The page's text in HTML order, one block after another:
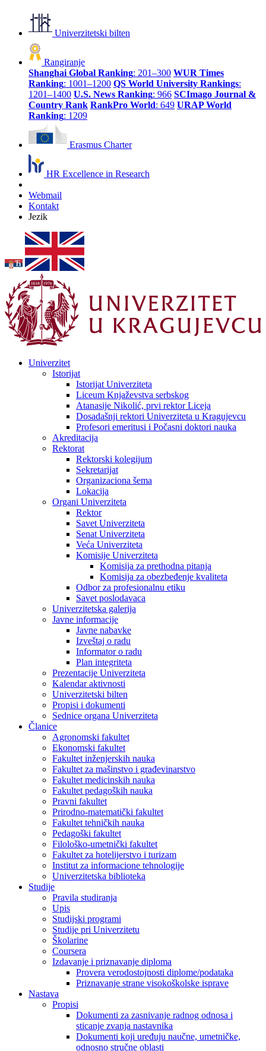
Univerzitetski bilten
Rangiranje
Shanghai Global Ranking: 201–300 WUR Times
Ranking: 1001–1200 QS World University Rankings:
1201–1400 U.S. News Ranking: 966 SCImago Journal &
Country Rank RankPro World: 649 URAP World
Ranking: 1209
Erasmus Charter
HR Excellence in Research
Webmail
Kontakt
Jezik
Univerzitet
Istorijat
Istorijat Univerziteta
Liceum Knjaževstva serbskog
Atanasije Nikolić, prvi rektor Liceja
Dosadašnji rektori Univerziteta u Kragujevcu
Profesori emeritusi i Počasni doktori nauka
Akreditacija
Rektorat
Rektorski kolegijum
Sekretarijat
Organizaciona šema
Lokacija
Organi Univerziteta
Rektor
Savet Univerziteta
Senat Univerziteta
Veća Univerziteta
Komisije Univerziteta
Komisija za prethodna pitanja
Komisija za obezbeđenje kvaliteta
Odbor za profesionalnu etiku
Savet poslodavaca
Univerzitetska galerija
Javne informacije
Javne nabavke
Izveštaj o radu
Informator o radu
Plan integriteta
Prezentacije Univerziteta
Kalendar aktivnosti
Univerzitetski bilten
Propisi i dokumenti
Sednice organa Univerziteta
Članice
Agronomski fakultet
Ekonomski fakultet
Fakultet inženjerskih nauka
Fakultet za mašinstvo i građevinarstvo
Fakultet medicinskih nauka
Fakultet pedagoških nauka
Pravni fakultet
Prirodno-matematički fakultet
Fakultet tehničkih nauka
Pedagoški fakultet
Filološko-umetnički fakultet
Fakultet za hotelijerstvo i turizam
Institut za informacione tehnologije
Univerzitetska biblioteka
Studije
Pravila studiranja
Upis
Studijski programi
Studije pri Univerzitetu
Školarine
Coursera
Izdavanje i priznavanje diploma
Provera verodostojnosti diplome/podataka
Priznavanje strane visokoškolske isprave
Nastava
Propisi
Dokumenti za zasnivanje radnog odnosa i
sticanje zvanja nastavnika
Dokumenti koji uređuju naučne, umetničke,
odnosno stručne oblasti